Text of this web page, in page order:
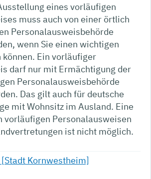
eines vorläufigen
muss auch von einer örtlich
Personalausweisbehörde
wenn Sie einen wichtigen
können. Ein vorläufiger
darf nur mit Ermächtigung der
Personalausweisbehörde
Das gilt auch für deutsche
mit Wohnsitz im Ausland. Eine
vorläufigen Personalausweisen
ist nicht möglich.
Kornwestheim]